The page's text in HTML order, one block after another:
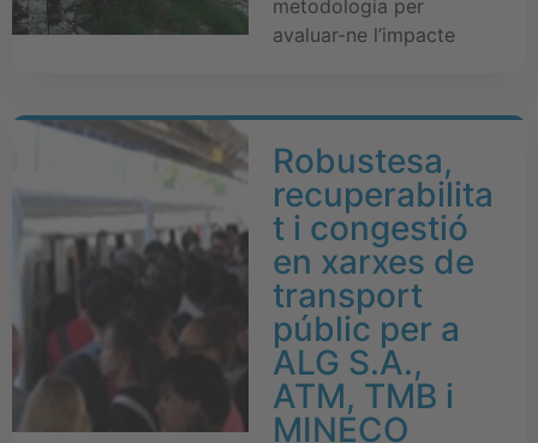
metodologia per
avaluar-ne l’impacte
Robustesa,
recuperabilita
t i congestió
en xarxes de
transport
públic per a
ALG S.A.,
ATM, TMB i
MINECO